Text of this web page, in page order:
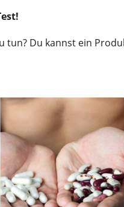
tun? Du kannst ein